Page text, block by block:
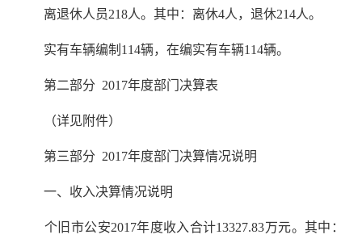
离退休人员218人。其中：离休4人，退休214人。
实有车辆编制114辆，在编实有车辆114辆。
第二部分 2017年度部门决算表
（详见附件）
第三部分 2017年度部门决算情况说明
一、收入决算情况说明
个旧市公安2017年度收入合计13327.83万元。其中：